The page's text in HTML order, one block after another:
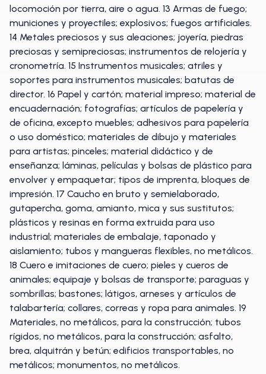
locomoción por tierra, aire o agua. 13 Armas de fuego;
municiones y proyectiles; explosivos; fuegos artificiales.
14 Metales preciosos y sus aleaciones; joyería, piedras
preciosas y semipreciosas; instrumentos de relojería y
cronometría. 15 Instrumentos musicales; atriles y
soportes para instrumentos musicales; batutas de
director. 16 Papel y cartón; material impreso; material de
encuadernación; fotografías; artículos de papelería y
de oficina, excepto muebles; adhesivos para papelería
o uso doméstico; materiales de dibujo y materiales
para artistas; pinceles; material didáctico y de
enseñanza; láminas, películas y bolsas de plástico para
envolver y empaquetar; tipos de imprenta, bloques de
impresión. 17 Caucho en bruto y semielaborado,
gutapercha, goma, amianto, mica y sus sustitutos;
plásticos y resinas en forma extruida para uso
industrial; materiales de embalaje, taponado y
aislamiento; tubos y mangueras flexibles, no metálicos.
18 Cuero e imitaciones de cuero; pieles y cueros de
animales; equipaje y bolsas de transporte; paraguas y
sombrillas; bastones; látigos, arneses y artículos de
talabartería; collares, correas y ropa para animales. 19
Materiales, no metálicos, para la construcción; tubos
rígidos, no metálicos, para la construcción; asfalto,
brea, alquitrán y betún; edificios transportables, no
metálicos; monumentos, no metálicos.